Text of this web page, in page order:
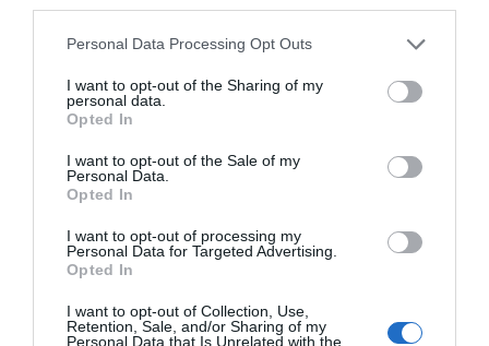
Personal Data Processing Opt Outs
I want to opt-out of the Sharing of my
personal data.
Opted In
I want to opt-out of the Sale of my
Personal Data.
Opted In
I want to opt-out of processing my
Personal Data for Targeted Advertising.
Opted In
I want to opt-out of Collection, Use,
Retention, Sale, and/or Sharing of my
Personal Data that Is Unrelated with the
24°C
07:00
24°C 27°C
Senaste nytt